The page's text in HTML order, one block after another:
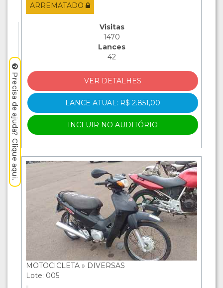
ARREMATADO
Visitas
1470
Lances
42
VER DETALHES
LANCE ATUAL: R$ 2.851,00
INCLUIR NO AUDITÓRIO
MOTOCICLETA » DIVERSAS
Lote: 005
Precisa de ajuda? Clique aqui.